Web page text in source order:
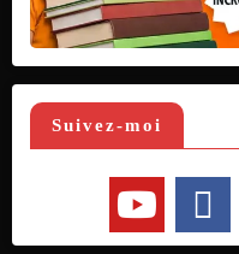
Suivez-moi